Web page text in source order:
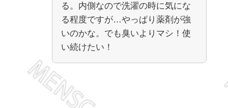
る。内側なので洗濯の時に気にな
る程度ですが…やっぱり薬剤が強
いのかな。でも臭いよりマシ！使
い続けたい！